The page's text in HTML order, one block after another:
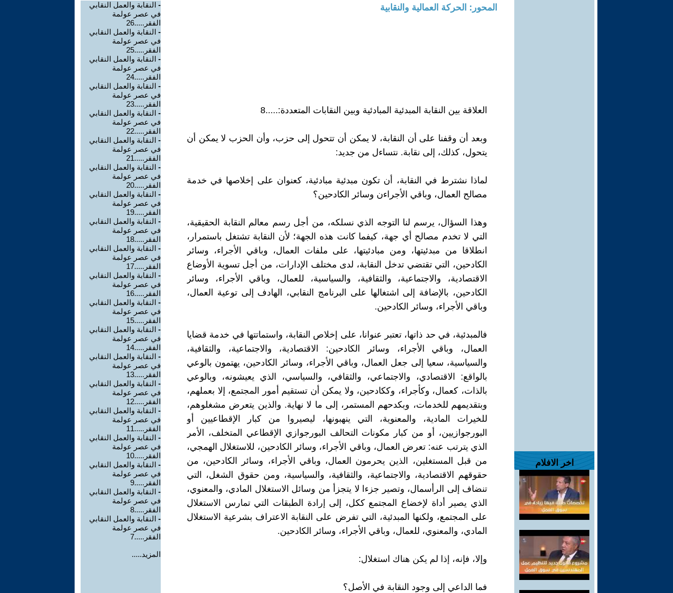
اخر الافلام
المحور: الحركة العمالية والنقابية
العلاقة بين النقابة المبدئية المبادئية وبين النقابات المتعددة:.....8
وبعد أن وقفنا على أن النقابة، لا يمكن أن تتحول إلى حزب، وأن الحزب لا يمكن أن
يتحول، كذلك، إلى نقابة. نتساءل من جديد:
لماذا نشترط في النقابة، أن تكون مبدئية مبادئية، كعنوان على إخلاصها في خدمة
مصالح العمال، وباقي الأجراءن وسائر الكادحين؟
وهذا السؤال، يرسم لنا التوجه الذي نسلكه، من أجل رسم معالم النقابة الحقيقية،
التي لا تخدم مصالح أي جهة، كيفما كانت هذه الجهة؛ لأن النقابة تشتغل باستمرار،
انطلاقا من مبدئيتها، ومن مبادئيتها، على ملفات العمال، وباقي الأجراء، وسائر
الكادحين، التي تقتضي تدخل النقابة، لدى مختلف الإدارات، من أجل تسوية الأوضاع
الاقتصادية، والاجتماعية، والثقافية، والسياسية، للعمال، وباقي الأجراء، وسائر
الكادحين، بالإضافة إلى اشتغالها على البرنامج النقابي، الهادف إلى توعية العمال،
وباقي الأجراء، وسائر الكادحين.
فالمبدئية، في حد ذاتها، تعتبر عنوانا، على إخلاص النقابة، واستماتتها في خدمة قضايا
العمال، وباقي الأجراء، وسائر الكادحين: الاقتصادية، والاجتماعية، والثقافية،
والسياسية، سعيا إلى جعل العمال، وباقي الأجراء، وسائر الكادحين، يهتمون بالوعي
بالواقع: الاقتصادي، والاجتماعي، والثقافي، والسياسي، الذي يعيشونه، وبالوعي
بالذات، كعمال، وكأجراء، وككادحين، ولا يمكن أن تستقيم أمور المجتمع، إلا بعملهم،
وبتقديمهم للخدمات، وبكدحهم المستمر، إلى ما لا نهاية. والذين يتعرض مشغلوهم،
للخيرات المادية، والمعنوية، التي ينهبونها، ليصيروا من كبار الإقطاعيين أو
البورجوازيين، أو من كبار مكونات التحالف البورجوازي الإقطاعي المتخلف، الأمر
الذي يترتب عنه: تعرض العمال، وباقي الأجراء، وسائر الكادحين، للاستغلال الهمجي،
من قبل المستغلين، الذين يحرمون العمال، وباقي الأجراء، وسائر الكادحين، من
حقوقهم الاقتصادية، والاجتماعية، والثقافية، والسياسية، ومن حقوق الشغل، التي
تنضاف إلى الرأسمال، وتصير جزءا لا يتجزأ من وسائل الاستغلال المادي، والمعنوي،
الذي يصير أداة لإخضاع المجتمع ككل، إلى إرادة الطبقات التي تمارس الاستغلال
على المجتمع، ولكنها المبدئية، التي تفرض على النقابة الاعتراف بشرعية الاستغلال
المادي، والمعنوي، للعمال، وباقي الأجراء، وسائر الكادحين.
وإلا، فإنه، إذا لم يكن هناك استغلال:
فما الداعي إلى وجود النقابة في الأصل؟
- النقابة والعمل النقابي
في عصر عولمة
الفقر.....26
- النقابة والعمل النقابي
في عصر عولمة
الفقر.....25
- النقابة والعمل النقابي
في عصر عولمة
الفقر.....24
- النقابة والعمل النقابي
في عصر عولمة
الفقر.....23
- النقابة والعمل النقابي
في عصر عولمة
الفقر.....22
- النقابة والعمل النقابي
في عصر عولمة
الفقر.....21
- النقابة والعمل النقابي
في عصر عولمة
الفقر.....20
- النقابة والعمل النقابي
في عصر عولمة
الفقر.....19
- النقابة والعمل النقابي
في عصر عولمة
الفقر.....18
- النقابة والعمل النقابي
في عصر عولمة
الفقر.....17
- النقابة والعمل النقابي
في عصر عولمة
الفقر.....16
- النقابة والعمل النقابي
في عصر عولمة
الفقر.....15
- النقابة والعمل النقابي
في عصر عولمة
الفقر.....14
- النقابة والعمل النقابي
في عصر عولمة
الفقر.....13
- النقابة والعمل النقابي
في عصر عولمة
الفقر.....12
- النقابة والعمل النقابي
في عصر عولمة
الفقر.....11
- النقابة والعمل النقابي
في عصر عولمة
الفقر.....10
- النقابة والعمل النقابي
في عصر عولمة
الفقر.....9
- النقابة والعمل النقابي
في عصر عولمة
الفقر.....8
- النقابة والعمل النقابي
في عصر عولمة
الفقر.....7
المزيد.....